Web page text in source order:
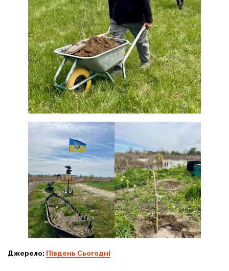
Джерело: Південь Сьогодні